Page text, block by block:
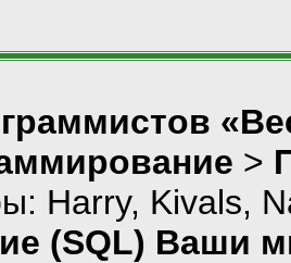
>
Harry, Kivals,
(SQL) Ваши